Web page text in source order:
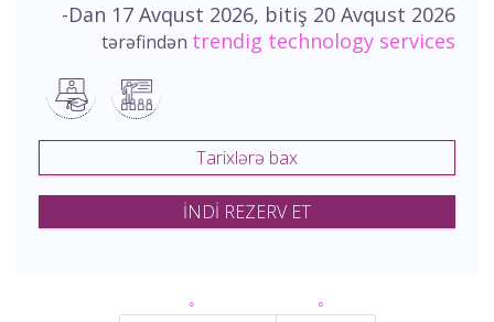
-Dan 17 Avqust 2026, bitiş 20 Avqust 2026
tərəfindən trendig technology services
Tarixlərə bax
İNDİ REZERV ET